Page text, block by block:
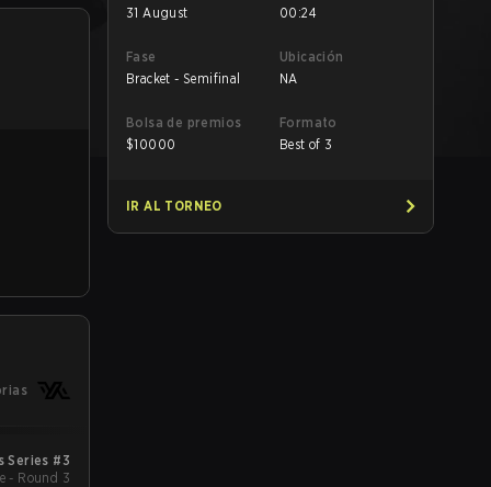
Series #3
- Round 3
31 August
00:24
Fase
Bracket - Semifinal
Ubicación
NA
Bolsa de premios
$10000
Formato
Best of 3
IR AL TORNEO